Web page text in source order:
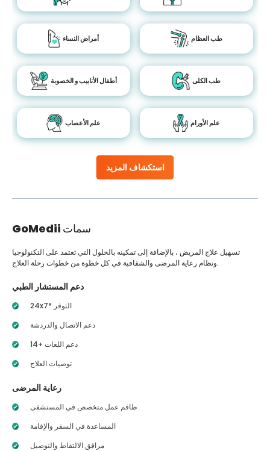
استكشاف المزيد
أمراض النساء طب العظام
أطفال الأنابيب و الخصوبة طب الكلى
علم الأعصاب علم الأورام
GoMedii سمات
تسهيل علاج المريض ، بالإضافة إلى تمكينه بالحلول التي تعتمد على التكنولوجيا
ونظام رعاية المرضى والشفافية في كل خطوة من خطوات رحلة العلاج.
دعم المستشار الطبي
24x7* التوفر
دعم الاتصال والدردشة
14+ دعم اللغات
توصيات العلاج
رعاية المرضى
طاقم عمل متخصص في المستشفى
المساعدة في السفر والإقامة
مرافق الالتقاط والتوصيل